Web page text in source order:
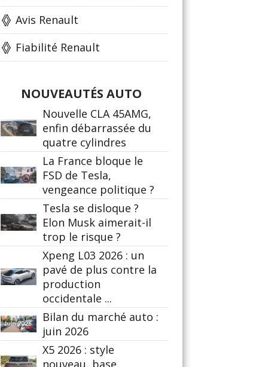
Avis Renault
Fiabilité Renault
NOUVEAUTÉS AUTO
Nouvelle CLA 45AMG,
enfin débarrassée du
quatre cylindres
La France bloque le
FSD de Tesla,
vengeance politique ?
Tesla se disloque ?
Elon Musk aimerait-il
trop le risque ?
Xpeng L03 2026 : un
pavé de plus contre la
production
occidentale ...
Bilan du marché auto :
juin 2026
X5 2026 : style
nouveau, base